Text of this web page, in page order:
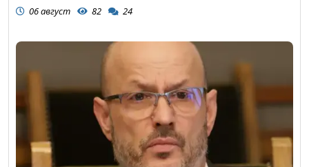
06 август 82 24